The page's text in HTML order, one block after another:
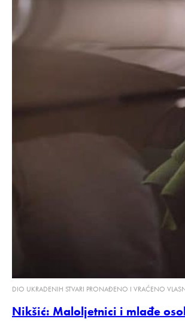
DIO UKRADENIH STVARI PRONAĐENO I VRAĆENO
Nikšić: Maloljetnici i mlađe